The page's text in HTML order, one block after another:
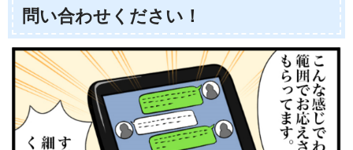
問い合わせください！